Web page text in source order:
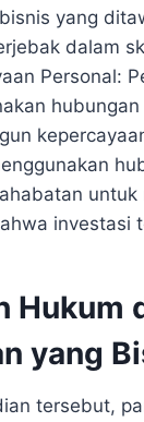
yang
dalam
Personal:
untuk
investasi
Hukum
yang
tersebut,